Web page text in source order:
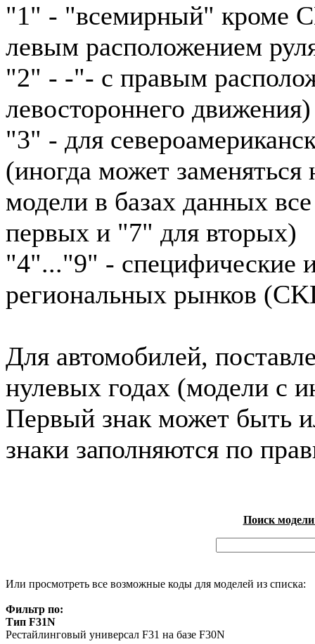
"1" - "всемирный" кроме
левым расположением
"2" - -"- с правым
левостороннего движения)
"3" - для
(иногда может
модели в базах данных
первых и "7" для вторых)
"4"..."9" - специфические
региональных рынков
Для автомобилей,
нулевых годах (модели с
Первый знак может быть
знаки заполняются по
Поиск
Или просмотреть все возможные коды для моделей из списка:
Фильтр по:
Тип F31N
Рестайлинговый универсал F31 на базе F30N